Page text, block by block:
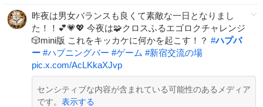
昨夜は男女バランスも良くて素敵な一日となりまし
た！！💕💗💖 今夜は🧩クロスふるエゴロクチャレンジ
🎲mini版 これをキッカケに何かを起こす！？ #ハプバ
ー #ハプニングバー #ゲーム #新宿交流の場
pic.x.com/AcLKkaXJvp
センシティブな内容が含まれている可能性のあるメディア
です。 表示する